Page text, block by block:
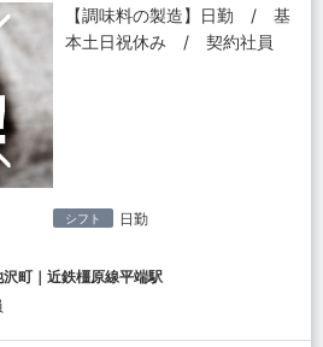
【調味料の製造】日勤 / 基
本土日祝休み / 契約社員
シフト 日勤
町｜近鉄橿原線平端駅